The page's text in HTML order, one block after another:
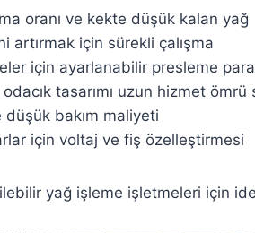
oranı ve kekte düşük kalan yağ
artırmak için sürekli çalışma
için ayarlanabilir presleme
odacık tasarımı uzun hizmet ömrü
düşük bakım maliyeti
için voltaj ve fiş özelleştirmesi
yağ işleme işletmeleri için